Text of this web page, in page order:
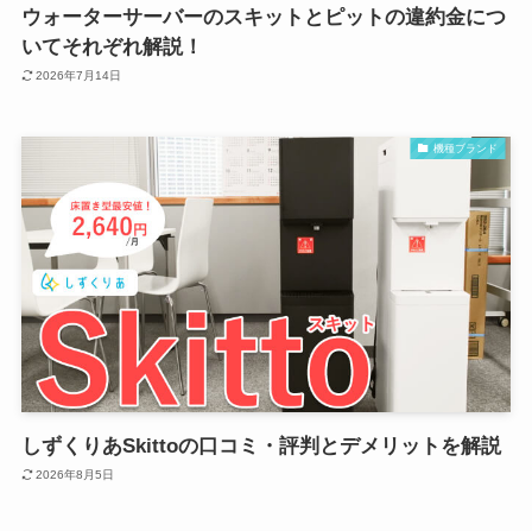
ウォーターサーバーのスキットとピットの違約金につ
いてそれぞれ解説！
2026年7月14日
機種ブランド
しずくりあSkittoの口コミ・評判とデメリットを解説
2026年8月5日